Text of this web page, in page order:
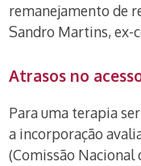
remanejamento de
Sandro Martins, ex-
Atrasos no
Para uma terapia
a incorporação
(Comissão Nacional